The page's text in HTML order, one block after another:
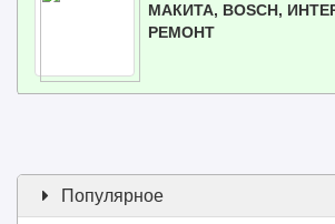
МАКИТА, BOSCH,
РЕМОНТ
Популярное